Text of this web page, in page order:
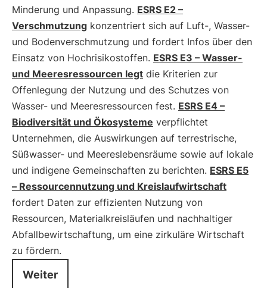
Minderung und Anpassung. ESRS E2 –
Verschmutzung konzentriert sich auf Luft-, Wasser-
und Bodenverschmutzung und fordert Infos über den
Einsatz von Hochrisikostoffen. ESRS E3 – Wasser-
und Meeresressourcen legt die Kriterien zur
Offenlegung der Nutzung und des Schutzes von
Wasser- und Meeresressourcen fest. ESRS E4 –
Biodiversität und Ökosysteme verpflichtet
Unternehmen, die Auswirkungen auf terrestrische,
Süßwasser- und Meereslebensräume sowie auf lokale
und indigene Gemeinschaften zu berichten. ESRS E5
– Ressourcennutzung und Kreislaufwirtschaft
fordert Daten zur effizienten Nutzung von
Ressourcen, Materialkreisläufen und nachhaltiger
Abfallbewirtschaftung, um eine zirkuläre Wirtschaft
zu fördern.
Weiter